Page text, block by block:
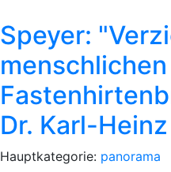
Speyer:
Dr. Karl-
Hauptkategorie: panorama